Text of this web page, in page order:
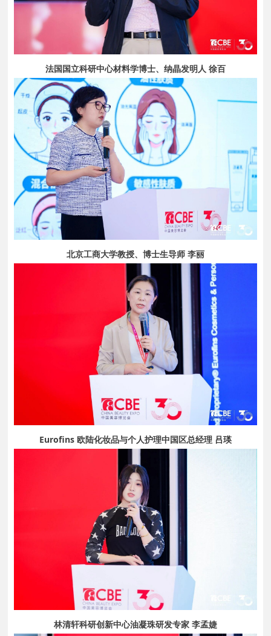
法国国立科研中心材料学博士、纳晶发明人 徐百
北京工商大学教授、博士生导师 李丽
Eurofins 欧陆化妆品与个人护理中国区总经理 吕瑛
林清轩科研创新中心油凝珠研发专家 李孟婕